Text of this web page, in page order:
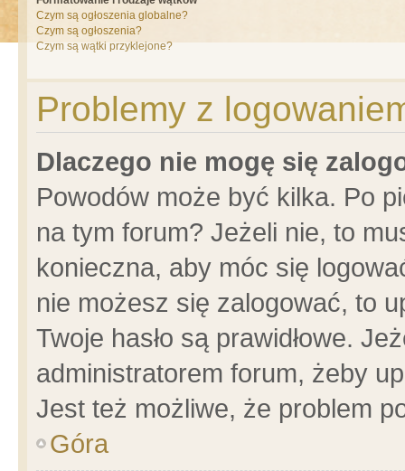
Czym są ogłoszenia globalne?
Czym są ogłoszenia?
Czym są wątki przyklejone?
Problemy z
Dlaczego nie mogę się
Powodów może być kilka. Po
na tym forum? Jeżeli nie, to
konieczna, aby móc się
nie możesz się zalogować, to
Twoje hasło są prawidłowe.
administratorem forum, żeby
Jest też możliwe, że problem
Góra